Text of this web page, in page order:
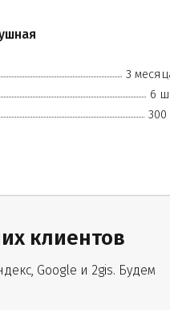
3
6
300
клиентов
Google и 2gis. Будем